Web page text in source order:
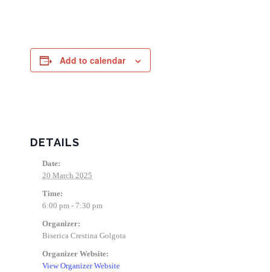
Add to calendar
DETAILS
Date:
20 March 2025
Time:
6:00 pm - 7:30 pm
Organizer:
Biserica Crestina Golgota
Organizer Website:
View Organizer Website